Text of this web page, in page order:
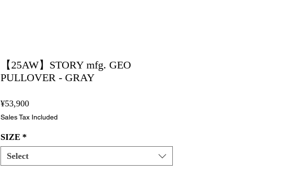
【25AW】STORY mfg. GEO
PULLOVER - GRAY
¥53,900Price
Sales Tax Included
SIZE *
Select